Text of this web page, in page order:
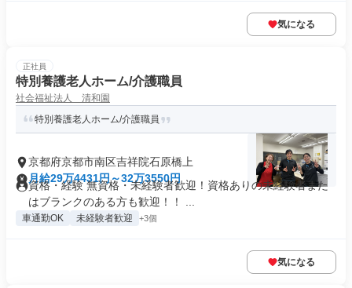
気になる
正社員
特別養護老人ホーム/介護職員
社会福祉法人 清和園
特別養護老人ホーム/介護職員
京都府京都市南区吉祥院石原橋上
月給29万4431円～32万3550円
資格・経験 無資格・未経験者歓迎！資格ありの未経験者また
はブランクのある方も歓迎！！ ...
車通勤OK 未経験者歓迎 +3個
気になる